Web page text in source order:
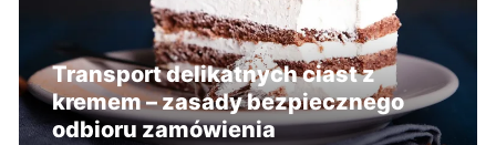
Transport delikatnych ciast z
kremem – zasady bezpiecznego
odbioru zamówienia